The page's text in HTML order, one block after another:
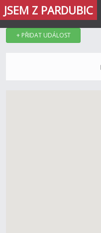
JSEM Z PARDUBIC
+ PŘIDAT UDÁLOST